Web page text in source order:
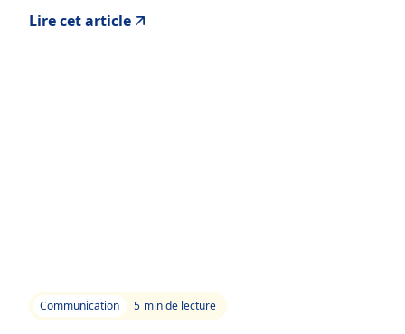
d’accueil digital
Lire cet article
Communication 5 min de lecture